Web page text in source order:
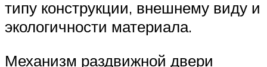
типу конструкции, внешнему виду и
экологичности материала.
Механизм раздвижной двери